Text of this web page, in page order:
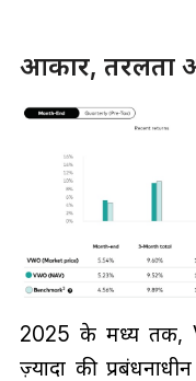
आकार, तरलता
2025 के मध्य तक,
ज़्यादा की